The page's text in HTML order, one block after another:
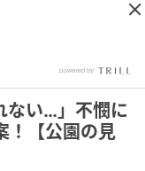
ない…」不憫に
！【公園の見